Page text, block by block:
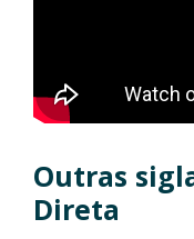
Outras
Direta